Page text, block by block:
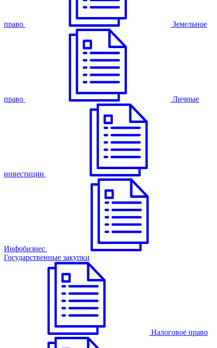
право Земельное
право Личные
инвестиции
Инфобизнес
Государственные закупки
Налоговое право